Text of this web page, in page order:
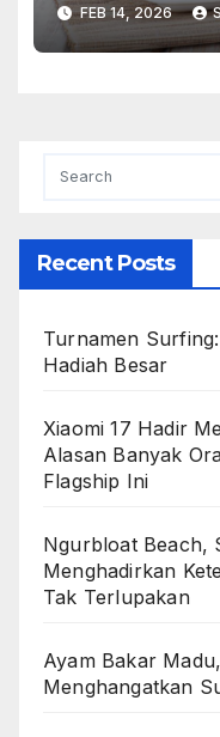
FEB 14, 2026
Recent Posts
Turnamen
Hadiah Besar
Xiaomi 17 Hadir
Alasan Banyak
Flagship Ini
Ngurbloat Beach,
Menghadirkan
Tak Terlupakan
Ayam Bakar
Menghangatkan